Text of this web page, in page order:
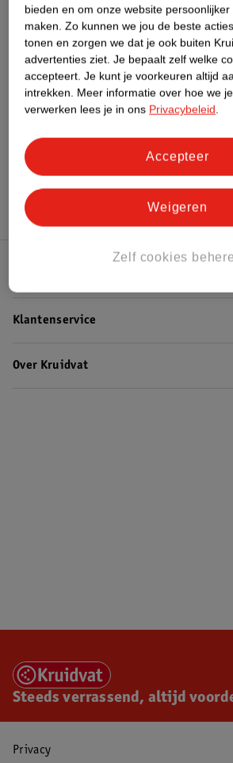
Bestel & Bezorginformatie
Bekijk ook
MeerL'Oreal Paris Alle
Hoe controleren wij de reviews?
Klantenservice
Over Kruidvat
Steeds verrassend, altijd
Privacy
bieden en om onze website
maken. Zo kunnen we jou de beste
tonen en zorgen we dat je ook buiten
advertenties ziet. Je bepaalt zelf welke
accepteert. Je kunt je voorkeuren altijd
intrekken. Meer informatie over hoe we
verwerken lees je in ons Privacybeleid.
Zelf cookies
Weigeren
Accepteer